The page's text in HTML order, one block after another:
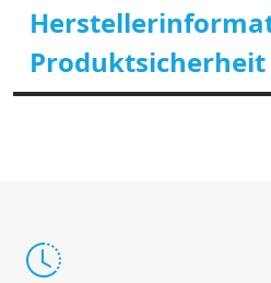
Produktsicherheit